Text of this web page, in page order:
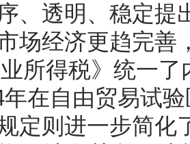
、透明、稳定提
场经济更趋完善
所得税》统一
在自由贸易试
定则进一步简化